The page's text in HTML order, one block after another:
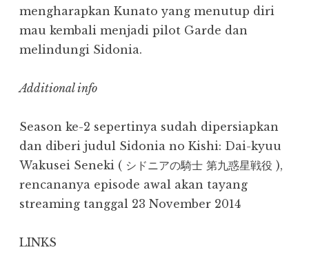
mengharapkan Kunato yang menutup diri
mau kembali menjadi pilot Garde dan
melindungi Sidonia.
Additional info
Season ke-2 sepertinya sudah dipersiapkan
dan diberi judul Sidonia no Kishi: Dai-kyuu
Wakusei Seneki ( シドニアの騎士 第九惑星戦役 ),
rencananya episode awal akan tayang
streaming tanggal 23 November 2014
LINKS